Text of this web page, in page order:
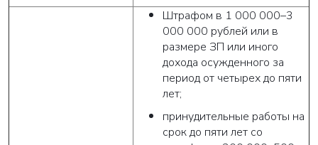
Штрафом в 1 000 000–3
000 000 рублей или в
размере ЗП или иного
дохода осужденного за
период от четырех до пяти
лет;
принудительные работы на
срок до пяти лет со